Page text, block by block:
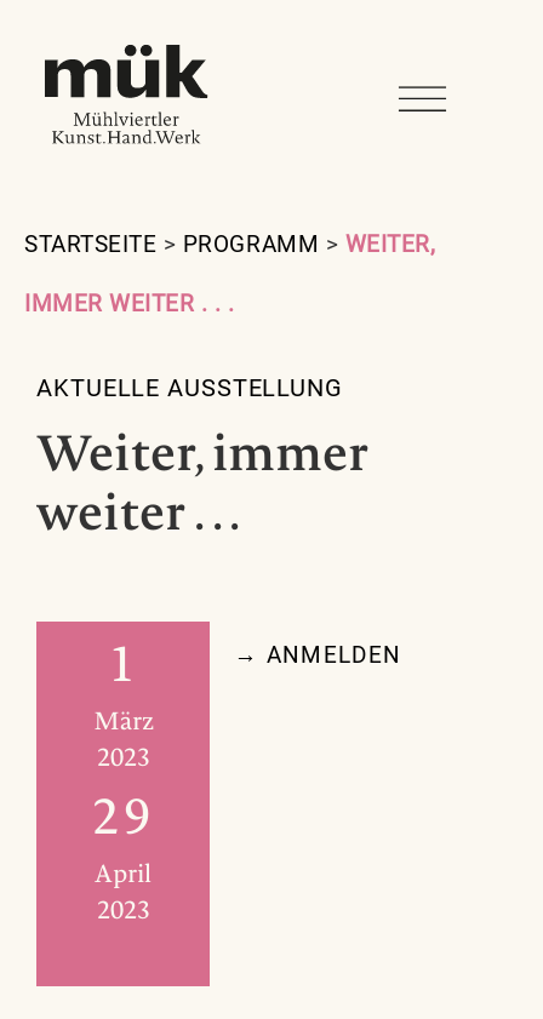
STARTSEITE > PROGRAMM > WEITER,
IMMER WEITER . . .
AKTUELLE AUSSTELLUNG
Weiter, immer
weiter . . .
1
März
2023
29
April
2023
→ ANMELDEN